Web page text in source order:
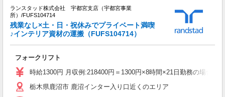
ランスタッド株式会社 宇都宮支店（宇都宮事業
所）/FUFS104714
残業なし×土・日・祝休みでプライベート満喫
♪インテリア資材の運搬（FUFS104714）
フォークリフト
時給1300円 月収例:218400円＝1300円×8時間×21日勤務の場合
栃木県鹿沼市 鹿沼インター入り口近くのエリア